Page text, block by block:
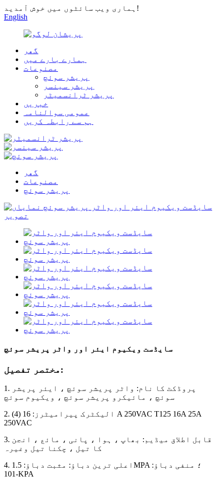
ہماری ویب سائٹوں میں خوش آمدید!
English
گھر
ہمارے بارے میں
مصنوعات
پریشر سوئچ
پریشر سینسر
پریشر ٹرانسمیٹر
خبریں
عمومی سوالنامہ
ہم سے رابطہ کریں
گھر
مصنوعات
پریشر سوئچ
سایڈست ویکیوم ایئر اور واٹر پریشر سوئچ
مختصر تفصیل:
1. پروڈکٹ کا نام: واٹر پریشر سوئچ ، ایئر پریشر
سوئچ ، مائیکرو پریشر سوئچ ، ویکیوم سوئچ
2. الیکٹرک پیرامیٹرز: 16 (4) A 250VAC T125 16A 25A
250VAC
3. قابل اطلاق میڈیم: بھاپ ، ہوا ، پانی ، مائع ، انجن
کا تیل ، چکنا تیل وغیرہ
4. اعلی ترین دباؤ: مثبت دباؤ: 1.5MPA ؛ منفی دباؤ:
-101KPA